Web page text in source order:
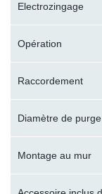
Electrozingage
Opération
Raccordement
Diamètre de purge
Montage au mur